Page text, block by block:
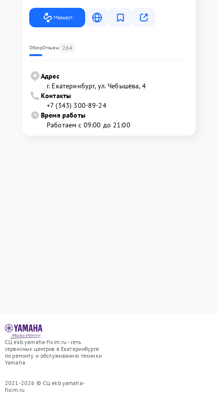
Маршрут
ОбзорОтзывы 264
Адрес
г. Екатеринбург, ул. Чебышёва, 4
Контакты
+7 (343) 300-89-24
Время работы
Работаем с 09:00 до 21:00
СЦ ekb.yamaha-fixim.ru - сеть
сервисных центров в Екатеринбурге
по ремонту и обслуживанию техники
Yamaha
2021-2026 © СЦ ekb.yamaha-
fixim.ru